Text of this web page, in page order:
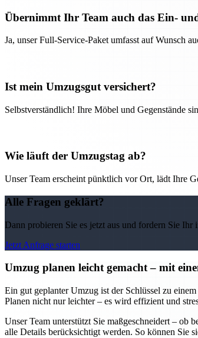
Übernimmt Ihr Team auch das Ein-
Ja, unser Full-Service-Paket umfasst auf Wunsch
Ist mein Umzugsgut versichert?
Selbstverständlich! Ihre Möbel und Gegenstände
Wie läuft der Umzugstag ab?
Unser Team erscheint pünktlich vor Ort, lädt Ihre
Alle Fragen geklärt?
Dann probieren Sie es jetzt aus und fordern Sie
Jetzt Anfrage starten
Umzug planen leicht gemacht – mit
Ein gut geplanter Umzug ist der Schlüssel zu
Planen nicht nur leichter – es wird effizient und
Unser Team unterstützt Sie maßgeschneidert – ob
alle Details berücksichtigt werden. So können Sie